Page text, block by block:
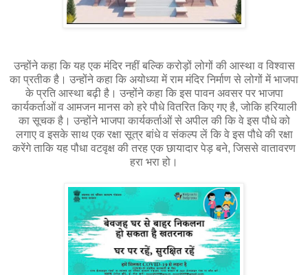
उन्होंने कहा कि यह एक मंदिर नहीं बल्कि करोड़ों लोगों की आस्था व विश्वास
का प्रतीक है। उन्होंने कहा कि अयोध्या में राम मंदिर निर्माण से लोगों में भाजपा
के प्रति आस्था बढ़ी है। उन्होंने कहा कि इस पावन अवसर पर भाजपा
कार्यकर्ताओं व आमजन मानस को हरे पौधे वितरित किए गए है, जोकि हरियाली
का सूचक है। उन्होंने भाजपा कार्यकर्ताओं से अपील की कि वे इस पौधे को
लगाए व इसके साथ एक रक्षा सूत्र बांधे व संकल्प लें कि वे इस पौधे की रक्षा
करेंगे ताकि यह पौधा वटवृक्ष की तरह एक छायादार पेड़ बने, जिससे वातावरण
हरा भरा हो।